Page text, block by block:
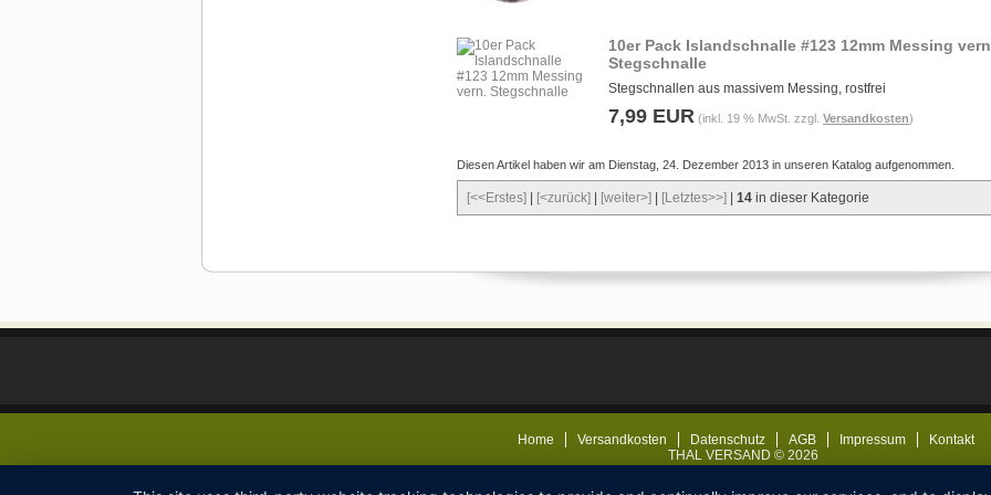
10er Pack Islandschnalle #123 12mm Messing
Stegschnalle
Stegschnallen aus massivem Messing, rostfrei
7,99 EUR (inkl. 19 % MwSt. zzgl. Versandkosten)
Diesen Artikel haben wir am Dienstag, 24. Dezember 2013 in unseren Katalog aufgenommen.
[<<Erstes] [<zurück] [weiter>] [Letztes>>] 14 in dieser Kategorie
Home Versandkosten Datenschutz AGB Impressum
Kontakt
THAL VERSAND © 2026